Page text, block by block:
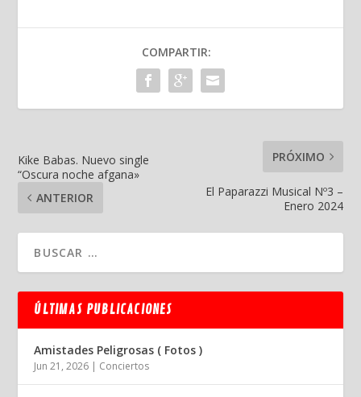
COMPARTIR:
Kike Babas. Nuevo single
“Oscura noche afgana»
ANTERIOR
PRÓXIMO
El Paparazzi Musical Nº3 –
Enero 2024
ÚLTIMAS PUBLICACIONES
Amistades Peligrosas ( Fotos )
Jun 21, 2026 | Conciertos